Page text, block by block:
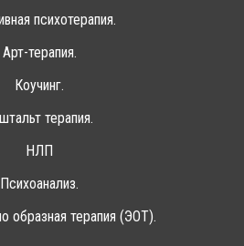
психотерапия.
Арт-терапия.
Коучинг.
терапия.
НЛП
Психоанализ.
образная терапия (ЭОТ).